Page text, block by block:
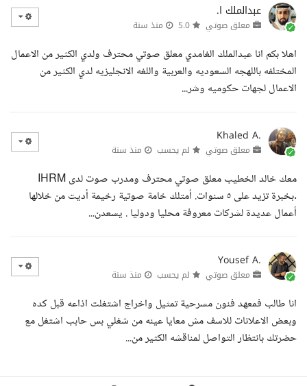
عبدالملك ا.
معلق صوتي منذ سنة
اهلا بكم انا عبدالملك الغامدي معلق صوتي محترف ولدي الكثير من الاعمال
المختلفه باللهجه السعوديه والعربية واللغه الانجليزيه لدي الكثير من
الاعمال لجهات حكوميه وشر...
Khaled A.
معلق صوتي لم يحسب منذ سنة
معك خالد الخطيب معلق صوتي محترف ومدرب صوت لدى IHRM
.بخبرة تزيد على ٥ سنوات. أمتلك خامة صوتية رخيمة أديت من خلالها
أعمال عديدة لشركات معروفة محليا ودوليا . يسعدن...
Yousef A.
معلق صوتي لم يحسب منذ سنة
انا طالب فمعهد فنون مسرحية تمثيل واخراج اشتغلت اذاعه قبل كده
وبعض الاعلانات للاسف مش معايا عينه من شغلي بس حابب اشتغل مع
حضرتك بانتظار التواصل لمناقشه الكثير من...